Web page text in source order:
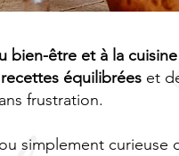
bien-être et à la
recettes équilibréeset
frustration.
simplement curieuse